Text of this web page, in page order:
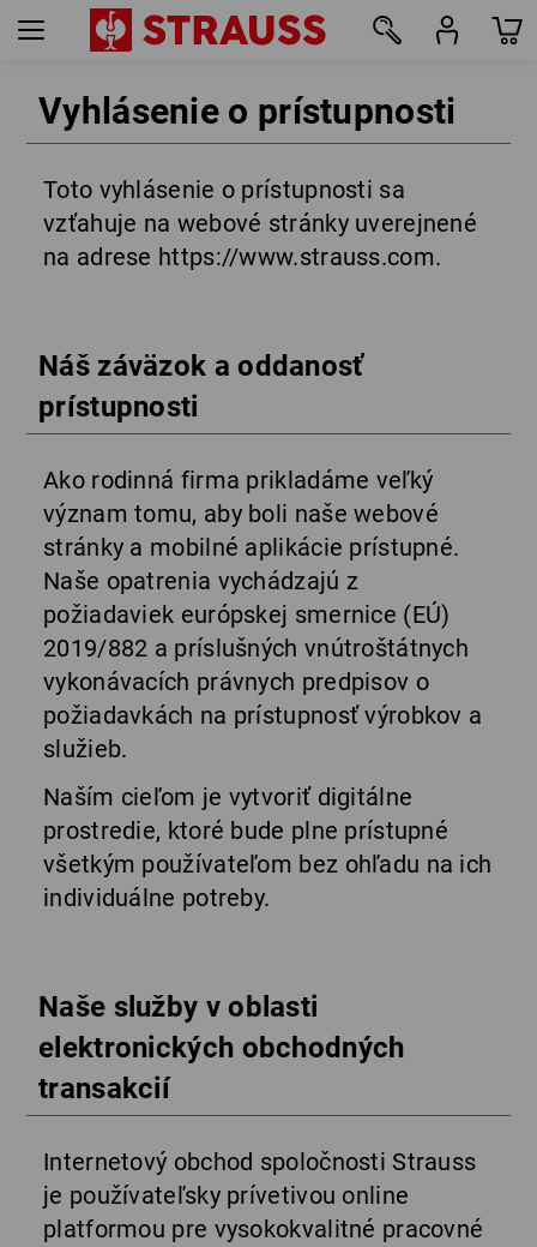
Vyhlásenie o prístupnosti
Toto vyhlásenie o prístupnosti sa
vzťahuje na webové stránky uverejnené
na adrese https://www.strauss.com.
Náš záväzok a oddanosť
prístupnosti
Ako rodinná firma prikladáme veľký
význam tomu, aby boli naše webové
stránky a mobilné aplikácie prístupné.
Naše opatrenia vychádzajú z
požiadaviek európskej smernice (EÚ)
2019/882 a príslušných vnútroštátnych
vykonávacích právnych predpisov o
požiadavkách na prístupnosť výrobkov a
služieb.
Naším cieľom je vytvoriť digitálne
prostredie, ktoré bude plne prístupné
všetkým používateľom bez ohľadu na ich
individuálne potreby.
Naše služby v oblasti
elektronických obchodných
transakcií
Internetový obchod spoločnosti Strauss
je používateľsky prívetivou online
platformou pre vysokokvalitné pracovné